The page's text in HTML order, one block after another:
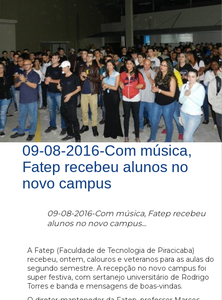
09-08-2016-Com música,
Fatep recebeu alunos no
novo campus
09-08-2016-Com música, Fatep recebeu
alunos no novo campus...
A Fatep (Faculdade de Tecnologia de Piracicaba)
recebeu, ontem, calouros e veteranos para as aulas do
segundo semestre. A recepção no novo campus foi
super festiva, com sertanejo universitário de Rodrigo
Torres e banda e mensagens de boas-vindas.